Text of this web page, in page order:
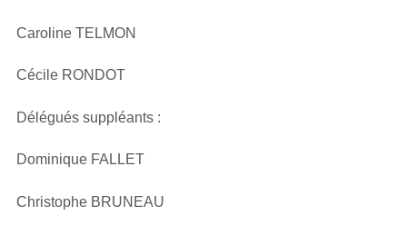
Caroline TELMON
Cécile RONDOT
Délégués suppléants :
Dominique FALLET
Christophe BRUNEAU